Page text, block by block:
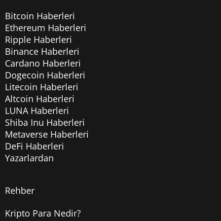
Bitcoin Haberleri
Ethereum Haberleri
Ripple Haberleri
Binance Haberleri
Cardano Haberleri
Dogecoin Haberleri
Litecoin Haberleri
Altcoin Haberleri
LUNA Haberleri
Shiba Inu Haberleri
Metaverse Haberleri
DeFi Haberleri
Yazarlardan
Rehber
Kripto Para Nedir?